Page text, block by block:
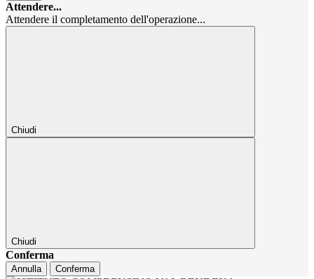
Attendere...
Attendere il completamento dell'operazione...
Chiudi
Chiudi
Conferma
Annulla Conferma